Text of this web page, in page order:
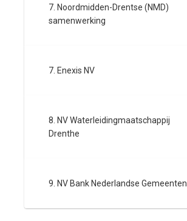
7. Noordmidden-Drentse (NMD)
samenwerking
7. Enexis NV
8. NV Waterleidingmaatschappij
Drenthe
9. NV Bank Nederlandse Gemeenten